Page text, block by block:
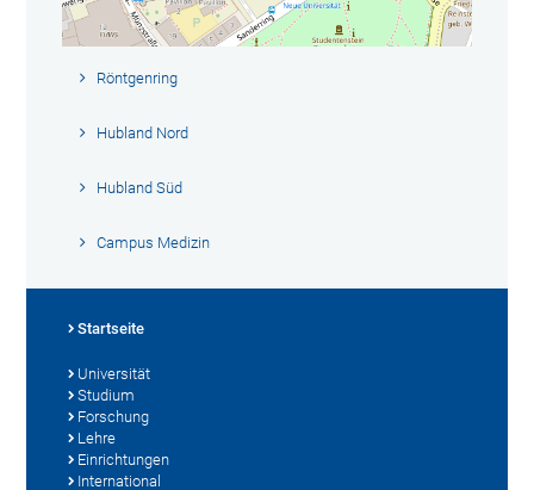
Röntgenring
Hubland Nord
Hubland Süd
Campus Medizin
Startseite
Universität
Studium
Forschung
Lehre
Einrichtungen
International